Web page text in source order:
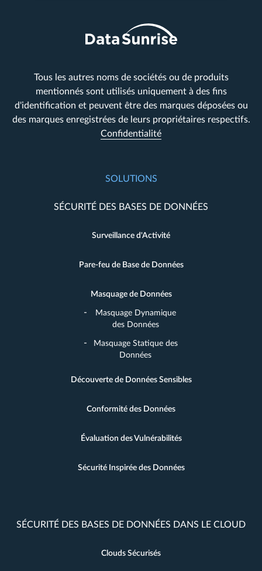
Tous les autres noms de sociétés ou de produits
mentionnés sont utilisés uniquement à des fins
d'identification et peuvent être des marques déposées ou
des marques enregistrées de leurs propriétaires respectifs.
Confidentialité
SOLUTIONS
SÉCURITÉ DES BASES DE DONNÉES
Surveillance d'Activité
Pare-feu de Base de Données
Masquage de Données
Masquage Dynamique
des Données
Masquage Statique des
Données
Découverte de Données Sensibles
Conformité des Données
Évaluation des Vulnérabilités
Sécurité Inspirée des Données
SÉCURITÉ DES BASES DE DONNÉES DANS LE CLOUD
Clouds Sécurisés